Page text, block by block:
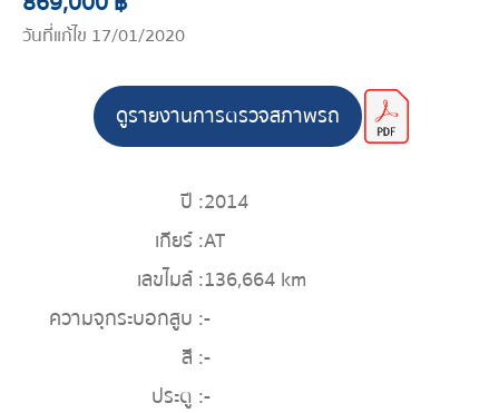
วันที่แก้ไข 17/01/2020
ดูรายงานการตรวจสภาพรถ
ปี :2014
เกียร์ :AT
เลขไมล์ :136,664 km
ความจุกระบอกสูบ :-
สี :-
ประตู :-